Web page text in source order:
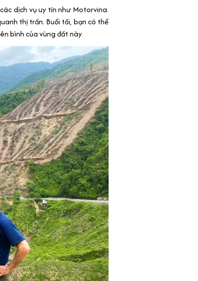
dịch vụ uy tín như Motorvina.
thị trấn. Buổi tối, bạn có thể
bình của vùng đất này.